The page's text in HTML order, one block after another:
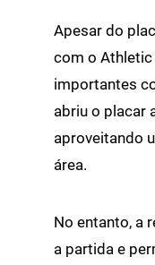
Apesar do
com o
importantes
abriu o placar
aproveitando
área.
No entanto, a
a partida e